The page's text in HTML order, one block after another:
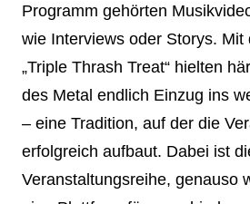
Programm gehörten
wie Interviews oder Storys. Mit
„Triple Thrash Treat“ hielten
des Metal endlich Einzug ins
– eine Tradition, auf der die
erfolgreich aufbaut. Dabei ist
Veranstaltungsreihe, genauso